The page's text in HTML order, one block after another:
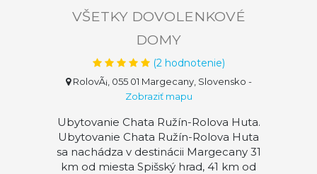
VŠETKY DOVOLENKOVÉ
DOMY
(2hodnotenie)
RolovÃ¡, 055 01 Margecany, Slovensko -
Zobraziť mapu
Ubytovanie Chata Ružín-Rolova Huta.
Ubytovanie Chata Ružín-Rolova Huta
sa nachádza v destinácii Margecany 31
km od miesta Spišský hrad, 41 km od